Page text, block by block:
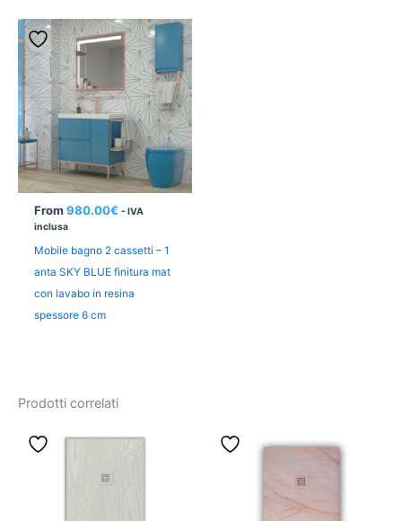
From 980.00€ - IVA
inclusa
Mobile bagno 2 cassetti – 1
anta SKY BLUE finitura mat
con lavabo in resina
spessore 6 cm
Prodotti correlati